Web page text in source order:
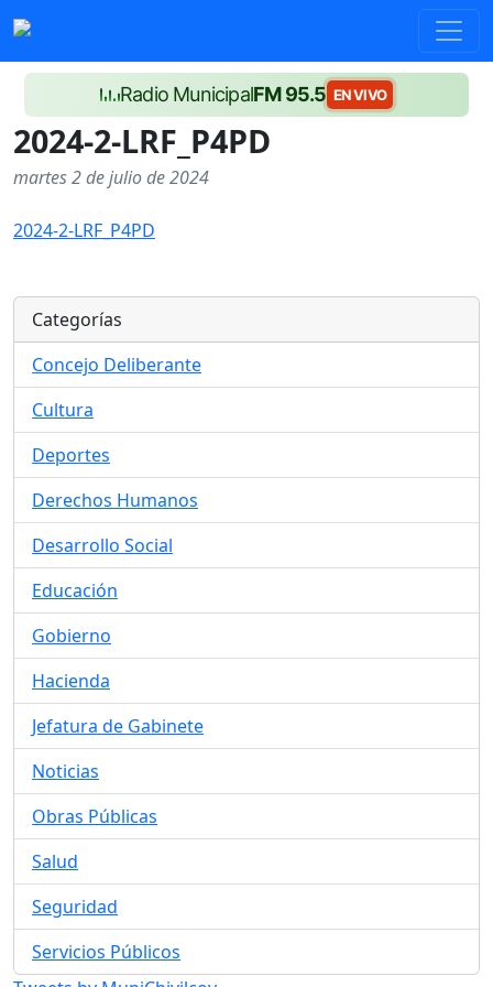
Radio MunicipalFM 95.5 EN VIVO
2024-2-LRF_P4PD
martes 2 de julio de 2024
2024-2-LRF_P4PD
Categorías
Concejo Deliberante
Cultura
Deportes
Derechos Humanos
Desarrollo Social
Educación
Gobierno
Hacienda
Jefatura de Gabinete
Noticias
Obras Públicas
Salud
Seguridad
Servicios Públicos